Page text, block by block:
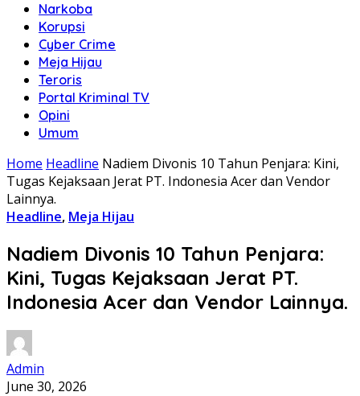
Narkoba
Korupsi
Cyber Crime
Meja Hijau
Teroris
Portal Kriminal TV
Opini
Umum
Home Headline Nadiem Divonis 10 Tahun Penjara: Kini,
Tugas Kejaksaan Jerat PT. Indonesia Acer dan Vendor
Lainnya.
Headline, Meja Hijau
Nadiem Divonis 10 Tahun Penjara:
Kini, Tugas Kejaksaan Jerat PT.
Indonesia Acer dan Vendor Lainnya.
Admin
June 30, 2026